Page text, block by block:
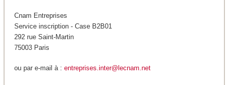
Cnam Entreprises
Service inscription - Case B2B01
292 rue Saint-Martin
75003 Paris
ou par e-mail à : entreprises.inter@lecnam.net